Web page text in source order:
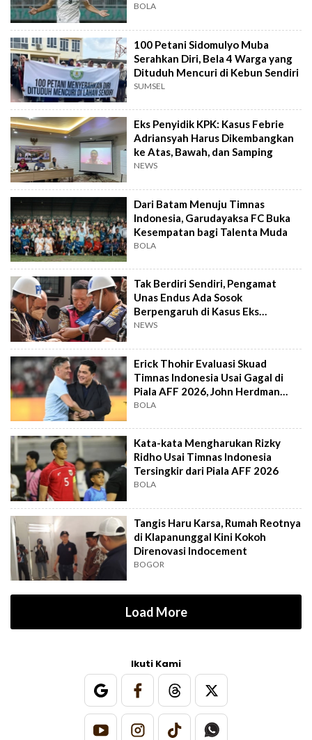
BOLA
100 Petani Sidomulyo Muba
Serahkan Diri, Bela 4 Warga yang
Dituduh Mencuri di Kebun Sendiri
SUMSEL
Eks Penyidik KPK: Kasus Febrie
Adriansyah Harus Dikembangkan
ke Atas, Bawah, dan Samping
NEWS
Dari Batam Menuju Timnas
Indonesia, Garudayaksa FC Buka
Kesempatan bagi Talenta Muda
BOLA
Tak Berdiri Sendiri, Pengamat
Unas Endus Ada Sosok
Berpengaruh di Kasus Eks
Jampidsus
NEWS
Erick Thohir Evaluasi Skuad
Timnas Indonesia Usai Gagal di
Piala AFF 2026, John Herdman
Out?
BOLA
Kata-kata Mengharukan Rizky
Ridho Usai Timnas Indonesia
Tersingkir dari Piala AFF 2026
BOLA
Tangis Haru Karsa, Rumah Reotnya
di Klapanunggal Kini Kokoh
Direnovasi Indocement
BOGOR
Load More
Ikuti Kami